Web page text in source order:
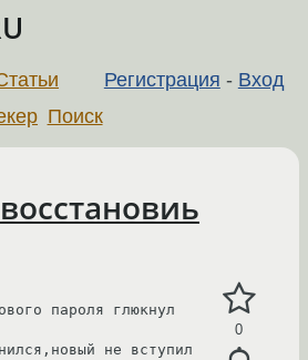
Регистрация - Вход
Поиск
0
пароля глюкнул
не вступил